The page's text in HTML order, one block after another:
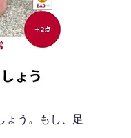
ょう。もし、足